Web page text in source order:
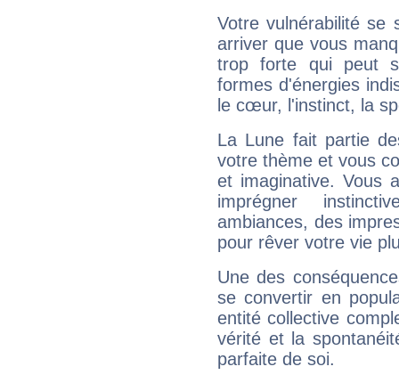
Votre vulnérabilité se
arriver que vous
trop forte qui peut
formes d'énergies
le cœur, l'instinct, la
La Lune fait partie
votre thème et vous
et imaginative. Vous
imprégner
ambiances, des
pour rêver votre vie
Une des
se convertir en
entité collective
vérité et la
parfaite de soi.